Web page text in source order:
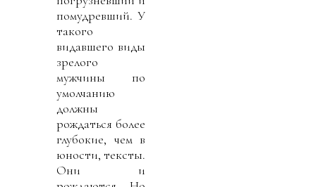
помудревший. У
такого
видавшего виды
зрелого
мужчины по
умолчанию
должны
рождаться более
глубокие, чем в
юности, тексты.
Они и